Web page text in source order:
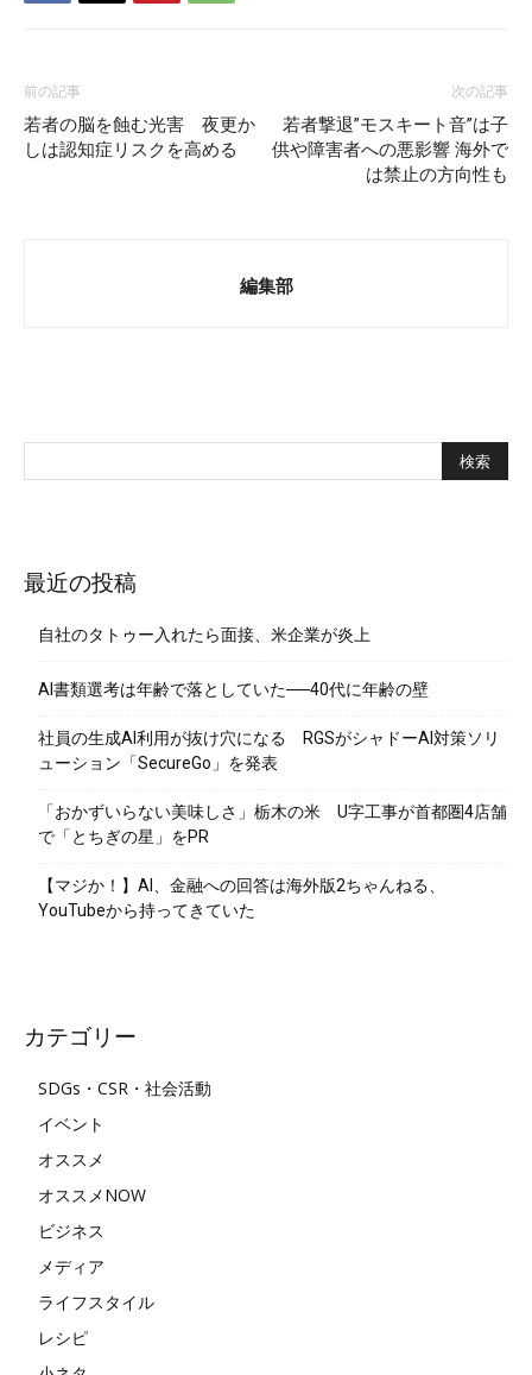
前の記事
若者の脳を蝕む光害 夜更か
しは認知症リスクを高める
次の記事
若者撃退”モスキート音”は子
供や障害者への悪影響 海外で
は禁止の方向性も
編集部
最近の投稿
自社のタトゥー入れたら面接、米企業が炎上
AI書類選考は年齢で落としていた──40代に年齢の壁
社員の生成AI利用が抜け穴になる RGSがシャドーAI対策ソリ
ューション「SecureGo」を発表
「おかずいらない美味しさ」栃木の米 U字工事が首都圏4店舗
で「とちぎの星」をPR
【マジか！】AI、金融への回答は海外版2ちゃんねる、
YouTubeから持ってきていた
カテゴリー
SDGs・CSR・社会活動
イベント
オススメ
オススメNOW
ビジネス
メディア
ライフスタイル
レシピ